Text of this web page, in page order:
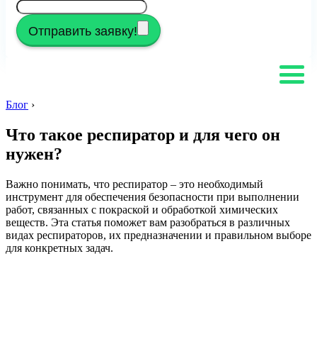
Отправить заявку!
Блог ›
Что такое респиратор и для чего он
нужен?
Важно понимать, что респиратор – это необходимый
инструмент для обеспечения безопасности при выполнении
работ, связанных с покраской и обработкой химических
веществ. Эта статья поможет вам разобраться в различных
видах респираторов, их предназначении и правильном выборе
для конкретных задач.